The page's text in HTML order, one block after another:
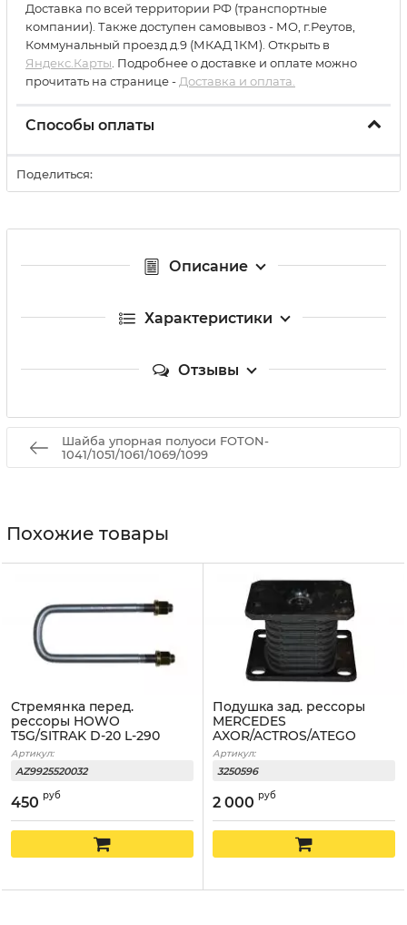
Доставка по всей территории РФ (транспортные
компании). Также доступен самовывоз - МО, г.Реутов,
Коммунальный проезд д.9 (МКАД 1КМ). Открыть в
Яндекс.Карты . Подробнее о доставке и оплате можно
прочитать на странице - Доставка и оплата.
Способы оплаты
Поделиться:
Описание
Характеристики
Отзывы
Шайба упорная полуоси FOTON-
1041/1051/1061/1069/1099
Похожие товары
Стремянка перед.
рессоры HOWO
T5G/SITRAK D-20 L-290
Артикул:
AZ9925520032
450 руб
Подушка зад. рессоры
MERCEDES
AXOR/ACTROS/ATEGO
150x230/210x165
Артикул:
3250596
2 000 руб